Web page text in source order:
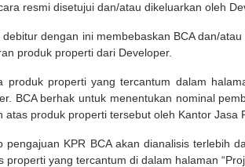
resmi disetujui dan/atau dikeluarkan oleh
debitur dengan ini membebaskan BCA dan/
produk properti dari Developer.
produk properti yang tercantum dalam
BCA berhak untuk menentukan nominal
atas produk properti tersebut oleh Kantor Jasa
pengajuan KPR BCA akan dianalisis terlebih
properti yang tercantum di dalam halaman